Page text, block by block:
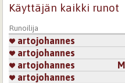
Käyttäjän kaikki runot
Runoilija
artojohannes
artojohannes
artojohannes
artojohannes